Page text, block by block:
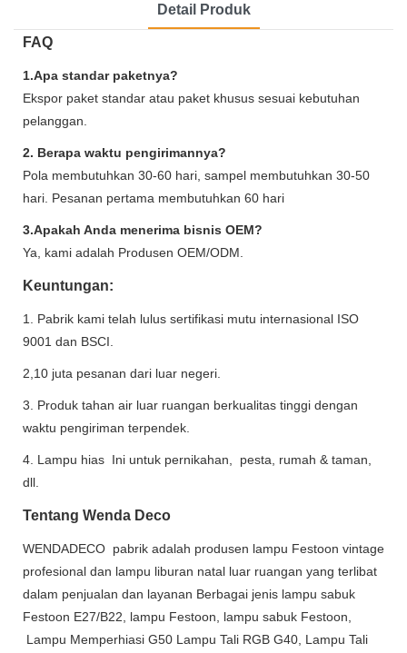
Detail Produk
FAQ
1.Apa standar paketnya?
Ekspor paket standar atau paket khusus sesuai kebutuhan
pelanggan.
2. Berapa waktu pengirimannya?
Pola membutuhkan 30-60 hari, sampel membutuhkan 30-50
hari. Pesanan pertama membutuhkan 60 hari
3.Apakah Anda menerima bisnis OEM?
Ya, kami adalah Produsen OEM/ODM.
Keuntungan:
1. Pabrik kami telah lulus sertifikasi mutu internasional ISO
9001 dan BSCI.
2,10 juta pesanan dari luar negeri.
3. Produk tahan air luar ruangan berkualitas tinggi dengan
waktu pengiriman terpendek.
4. Lampu hias Ini untuk pernikahan, pesta, rumah & taman,
dll.
Tentang Wenda Deco
WENDADECO pabrik adalah produsen lampu Festoon vintage
profesional dan lampu liburan natal luar ruangan yang terlibat
dalam penjualan dan layanan Berbagai jenis lampu sabuk
Festoon E27/B22, lampu Festoon, lampu sabuk Festoon,
Lampu Memperhiasi G50 Lampu Tali RGB G40, Lampu Tali